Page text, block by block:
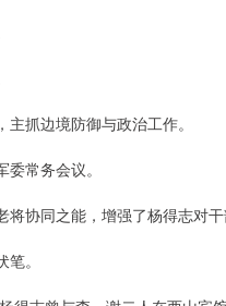
抓边境防御与政治工作。
常务会议。
协同之能，增强了杨得志对干
。